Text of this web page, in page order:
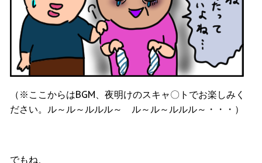
（※ここからはBGM、夜明けのスキャ〇トでお楽しみく
ださい。ル～ル～ルルル～ ル～ル～ルルル～・・・）
でもね、